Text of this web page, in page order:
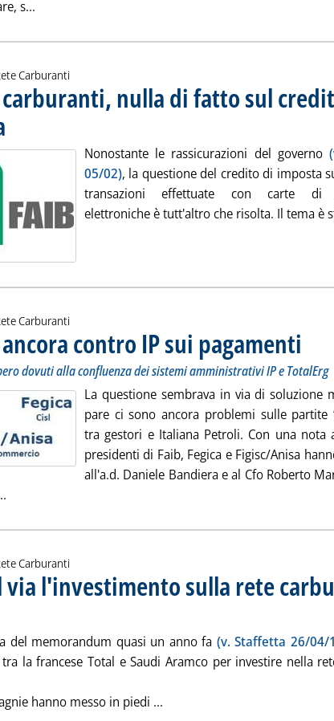
s... Leggi tutta la notizia: 'Carburanti, le aggregazioni
Carburanti
nulla di fatto sul
Nonostante le rassicurazioni del governo
05/02), la questione del credito di imposta
transazioni effettuate con carte di
elettroniche è tutt'altro che risolta. Il tema è
Carburanti
contro IP sui pagamenti ..
dovuti alla confluenza dei sistemi amministrativi IP e TotalErg
La questione sembrava in via di soluzione
pare ci sono ancora problemi sulle partite
tra gestori e Italiana Petroli. Con una
presidenti di Faib, Fegica e Figisc/Anisa
all'a.d. Daniele Bandiera e al Cfo Roberto
Carburanti
via l'investimento sulla rete
del memorandum quasi un anno fa (v. Staffetta 26/04/
la francese Total e Saudi Aramco per investire nella
hanno messo in piedi ... Leggi tutta la notizia: